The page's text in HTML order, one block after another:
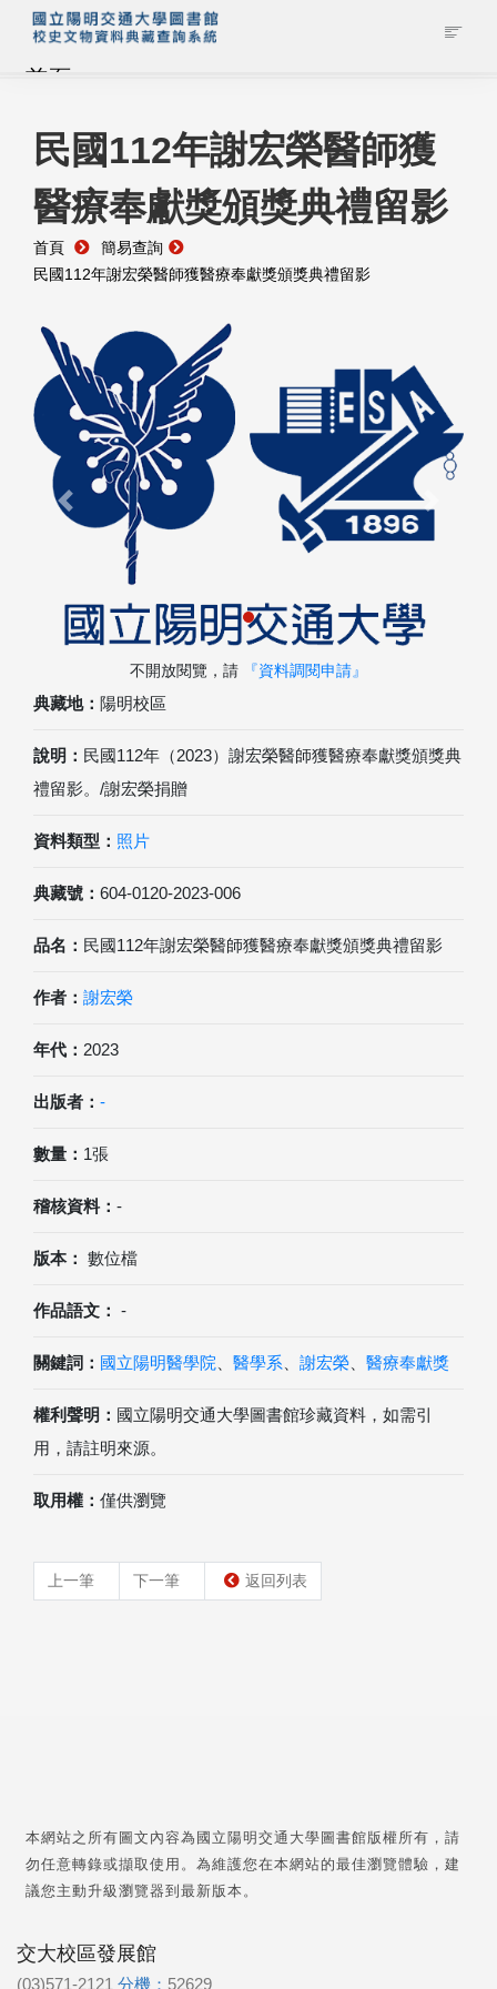
首頁
藏品查詢
校史館簡介
藏品清單全覽
資料調閱申請
管理者登入
民國112年謝宏榮醫師獲
醫療奉獻獎頒獎典禮留影
首頁
簡易查詢
民國112年謝宏榮醫師獲醫療奉獻獎頒獎典禮留影
典藏地： 陽明校區
說明： 民國112年（2023）謝宏榮醫師獲醫療奉獻獎頒獎典
禮留影。/謝宏榮捐贈
資料類型： 照片
典藏號： 604-0120-2023-006
品名： 民國112年謝宏榮醫師獲醫療奉獻獎頒獎典禮留影
作者： 謝宏榮
年代： 2023
出版者： -
數量： 1張
稽核資料： -
版本： 數位檔
作品語文： -
關鍵詞： 國立陽明醫學院 醫學系 謝宏榮 醫療奉獻獎
權利聲明： 國立陽明交通大學圖書館珍藏資料，如需引
用，請註明來源。
取用權： 僅供瀏覽
上一筆 下一筆 返回列表
Previous Next
不開放閱覽，請 『資料調閱申請』
本網站之所有圖文內容為國立陽明交通大學圖書館版權所有，請
勿任意轉錄或擷取使用。為維護您在本網站的最佳瀏覽體驗，建
議您主動升級瀏覽器到最新版本。
交大校區發展館
(03)571-2121 分機： 52629